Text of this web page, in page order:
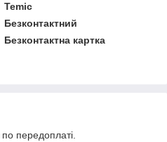
Temic
Безконтактний
Безконтактна картка
по передоплаті.